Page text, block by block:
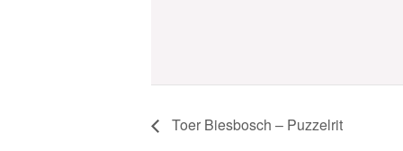
Toer Biesbosch – Puzzelrit